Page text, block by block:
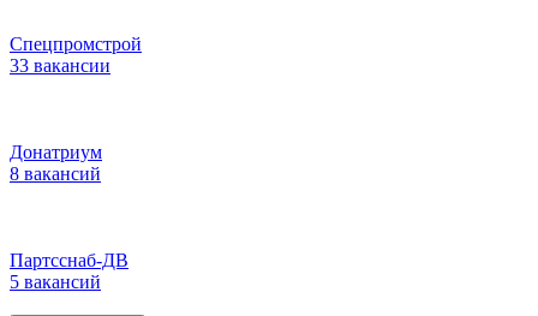
Спецпромстрой
33 вакансии
Донатриум
8 вакансий
Партсснаб-ДВ
5 вакансий